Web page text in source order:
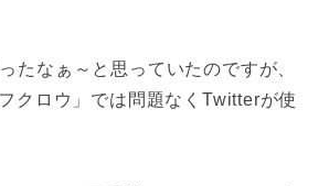
たなぁ～と思っていたのですが、
クロウ」では問題なくTwitterが使